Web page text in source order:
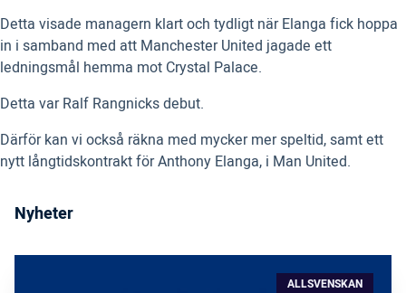
Detta visade managern klart och tydligt när Elanga fick hoppa
in i samband med att Manchester United jagade ett
ledningsmål hemma mot Crystal Palace.
Detta var Ralf Rangnicks debut.
Därför kan vi också räkna med mycker mer speltid, samt ett
nytt långtidskontrakt för Anthony Elanga, i Man United.
Nyheter
ALLSVENSKAN